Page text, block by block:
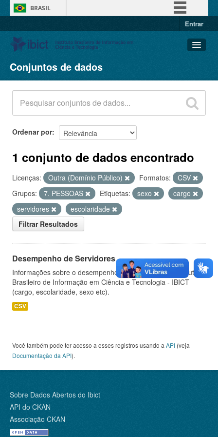
BRASIL
Entrar
Conjuntos de dados
Organizações
Grupos
Sobre
Conjuntos de dados
Ordenar por
1 conjunto de dados encontrado
Licenças: Outra (Domínio Público) Formatos:
CSV
Grupos:
7. PESSOAS Etiquetas: sexo
cargo
servidores
escolaridade
Filtrar Resultados
Desempenho de Servidores
Informações sobre o desempenho de servidores do Instituto
Brasileiro de Informação em Ciência e Tecnologia - IBICT
(cargo, escolaridade, sexo etc).
CSV
Você também pode ter acesso a esses registros usando a API (veja
Documentação da API).
Sobre Dados Abertos do Ibict
API do CKAN
Associação CKAN